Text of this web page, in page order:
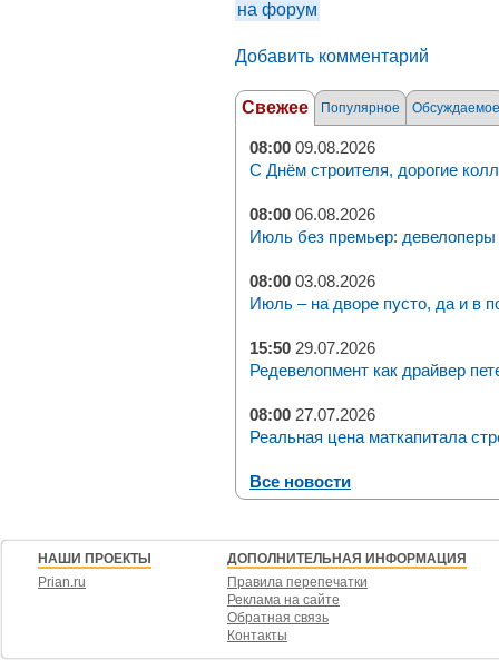
на форум
Добавить комментарий
Свежее Популярное Обсуждаемое
08:00 09.08.2026
С Днём строителя, дорогие
08:00 06.08.2026
Июль без премьер: девелоперы
08:00 03.08.2026
Июль – на дворе пусто, да и в
15:50 29.07.2026
Редевелопмент как драйвер
08:00 27.07.2026
Реальная цена маткапитала
Все новости
НАШИ ПРОЕКТЫ
Prian.ru
ДОПОЛНИТЕЛЬНАЯ ИНФОРМАЦИЯ
Правила перепечатки
Реклама на сайте
Обратная связь
Контакты